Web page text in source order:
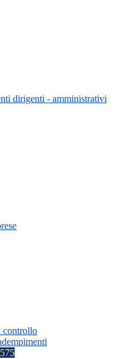
dirigenti - amministrativi
controllo
575